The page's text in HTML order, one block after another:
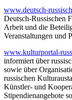
www.deutsch-
Deutsch-Russischen
Arbeit und die
Veranstaltungen und
www.kulturportal-
informiert über
sowie über
russischen
Künstler- und
Stipendienangebote